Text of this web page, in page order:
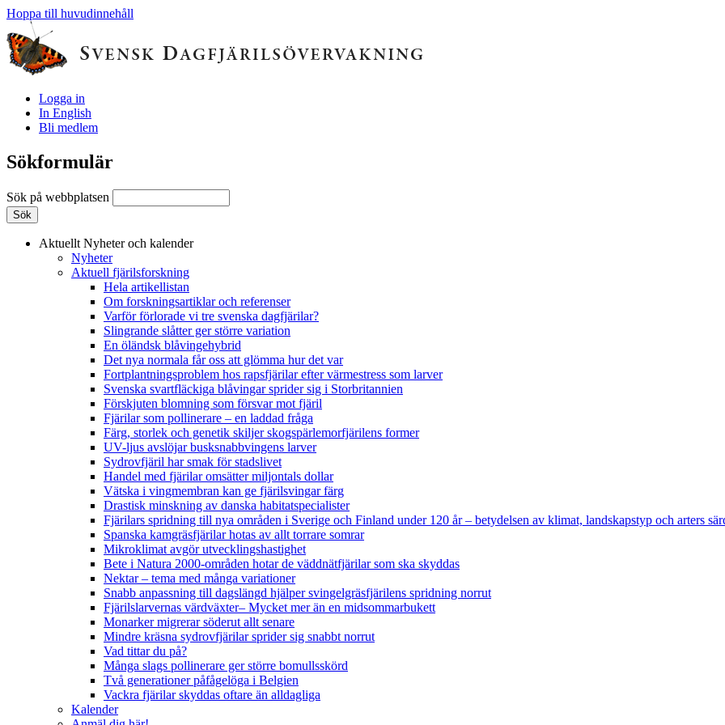
Hoppa till huvudinnehåll
Logga in
In English
Bli medlem
Sökformulär
Sök på webbplatsen
Aktuellt Nyheter och kalender
Nyheter
Aktuell fjärilsforskning
Hela artikellistan
Om forskningsartiklar och referenser
Varför förlorade vi tre svenska dagfjärilar?
Slingrande slåtter ger större variation
En öländsk blåvingehybrid
Det nya normala får oss att glömma hur det var
Fortplantningsproblem hos rapsfjärilar efter värmestress som larver
Svenska svartfläckiga blåvingar sprider sig i Storbritannien
Förskjuten blomning som försvar mot fjäril
Fjärilar som pollinerare – en laddad fråga
Färg, storlek och genetik skiljer skogspärlemorfjärilens former
UV-ljus avslöjar busksnabbvingens larver
Sydrovfjäril har smak för stadslivet
Handel med fjärilar omsätter miljontals dollar
Vätska i vingmembran kan ge fjärilsvingar färg
Drastisk minskning av danska habitatspecialister
Fjärilars spridning till nya områden i Sverige och Finland under 120 år– betydelsen av klimat, landskapstyp och arters
Spanska kamgräsfjärilar hotas av allt torrare somrar
Mikroklimat avgör utvecklingshastighet
Bete i Natura 2000-områden hotar de väddnätfjärilar som ska skyddas
Nektar – tema med många variationer
Snabb anpassning till dagslängd hjälper svingelgräsfjärilens spridning norrut
Fjärilslarvernas värdväxter– Mycket mer än en midsommarbukett
Monarker migrerar söderut allt senare
Mindre kräsna sydrovfjärilar sprider sig snabbt norrut
Vad tittar du på?
Många slags pollinerare ger större bomullsskörd
Två generationer påfågelöga i Belgien
Vackra fjärilar skyddas oftare än alldagliga
Kalender